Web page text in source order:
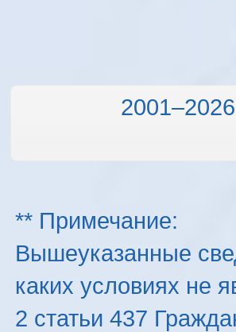
** Примечание:
Вышеуказанные
каких условиях не
2 статьи 437